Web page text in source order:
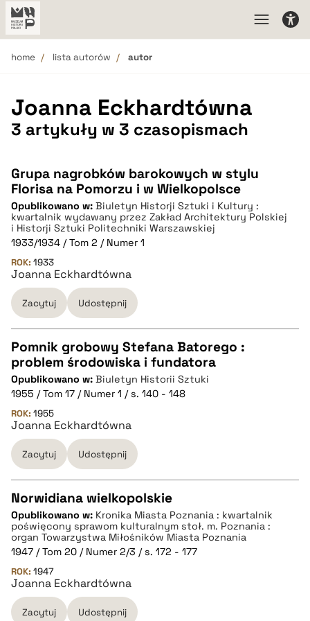
home lista autorów autor
Joanna Eckhardtówna
3 artykuły w 3 czasopismach
Grupa nagrobków barokowych w stylu
Florisa na Pomorzu i w Wielkopolsce
Opublikowano w: Biuletyn Historji Sztuki i Kultury :
kwartalnik wydawany przez Zakład Architektury Polskiej
i Historji Sztuki Politechniki Warszawskiej
1933/1934 / Tom 2 / Numer 1
ROK: 1933
Joanna Eckhardtówna
Zacytuj Udostępnij
CZYSTY TEKST
pobierz cytat
BIBTEX
pobierz cytat
Pomnik grobowy Stefana Batorego :
problem środowiska i fundatora
Opublikowano w: Biuletyn Historii Sztuki
1955 / Tom 17 / Numer 1 / s. 140 - 148
ROK: 1955
Joanna Eckhardtówna
Zacytuj Udostępnij
CZYSTY TEKST
BIBTEX
Norwidiana wielkopolskie
Opublikowano w: Kronika Miasta Poznania : kwartalnik
poświęcony sprawom kulturalnym stoł. m. Poznania :
organ Towarzystwa Miłośników Miasta Poznania
1947 / Tom 20 / Numer 2/3 / s. 172 - 177
ROK: 1947
Joanna Eckhardtówna
Zacytuj Udostępnij